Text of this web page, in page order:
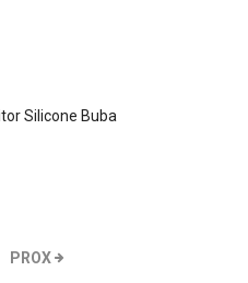
Silicone Buba
PROX